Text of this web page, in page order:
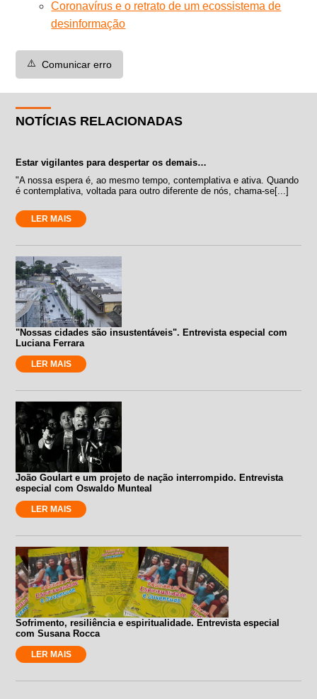
Coronavírus e o retrato de um ecossistema de
desinformação
⚠️ Comunicar erro
NOTÍCIAS RELACIONADAS
Estar vigilantes para despertar os demais…
"A nossa espera é, ao mesmo tempo, contemplativa e ativa. Quando
é contemplativa, voltada para outro diferente de nós, chama-se[...]
LER MAIS
"Nossas cidades são insustentáveis". Entrevista especial com
Luciana Ferrara
LER MAIS
João Goulart e um projeto de nação interrompido. Entrevista
especial com Oswaldo Munteal
LER MAIS
Sofrimento, resiliência e espiritualidade. Entrevista especial
com Susana Rocca
LER MAIS